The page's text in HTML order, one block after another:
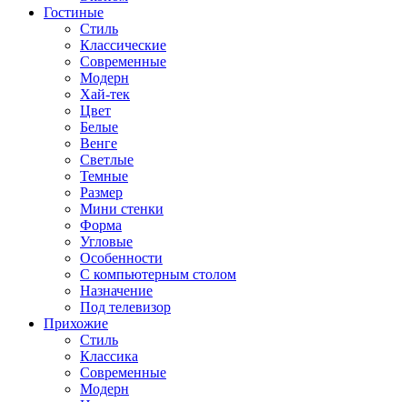
Гостиные
Стиль
Классические
Современные
Модерн
Хай-тек
Цвет
Белые
Венге
Светлые
Темные
Размер
Мини стенки
Форма
Угловые
Особенности
С компьютерным столом
Назначение
Под телевизор
Прихожие
Стиль
Классика
Современные
Модерн